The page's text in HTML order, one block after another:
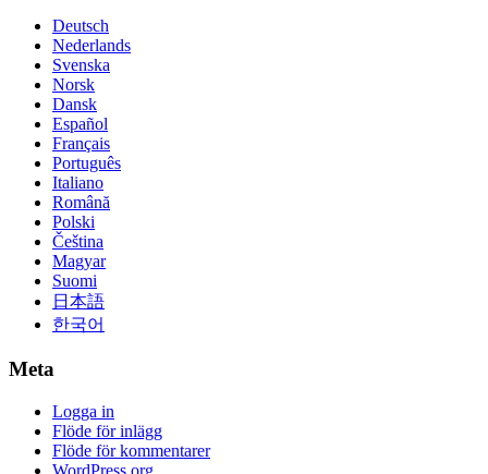
Deutsch
Nederlands
Svenska
Norsk
Dansk
Español
Français
Português
Italiano
Română
Polski
Čeština
Magyar
Suomi
日本語
한국어
Meta
Logga in
Flöde för inlägg
Flöde för kommentarer
WordPress.org